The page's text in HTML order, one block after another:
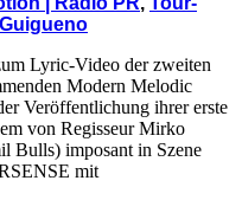
Lyric-Video der zweiten
Modern Melodic
Veröffentlichung ihrer erste
von Regisseur Mirko
Bulls) imposant in Szene
mit